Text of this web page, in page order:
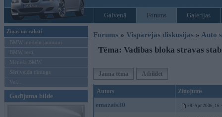
Galvenā Forums Galerijas
Ziņas un raksti
BMW modeļu jaunumi
BMW testi
Mēneša BMW
Sērijveida tūnings
Vel...
Gadījuma bilde
Forums » Vispārējās diskusijas » Auto
Tēma: Vadibas bloka stravas
Jauna tēma Atbildēt
Autors Ziņojums
emazais30 28. Apr 2006,